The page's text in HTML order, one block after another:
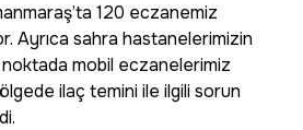
120 eczanemiz
Ayrıca sahra hastanelerimizin
mobil eczanelerimiz
ilaç temini ile ilgili sorun